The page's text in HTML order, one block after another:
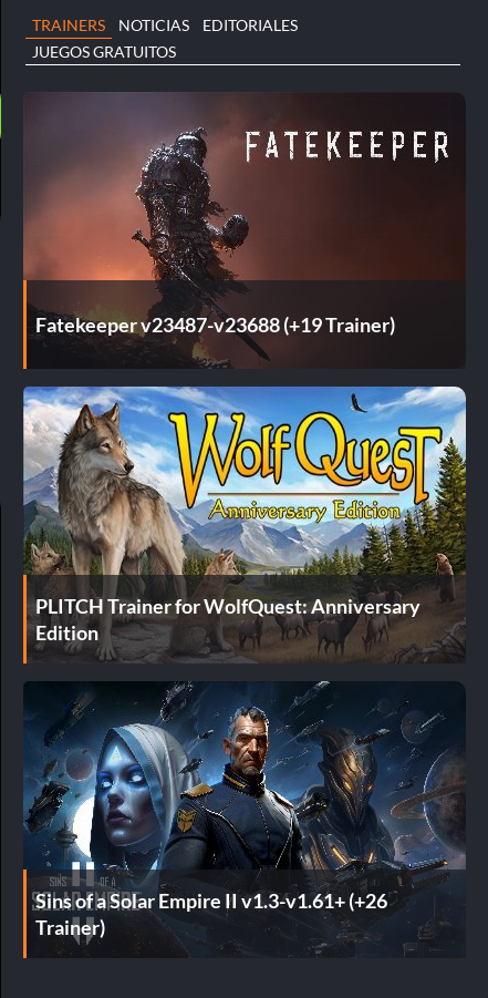
TRAINERS NOTICIAS
EDITORIALES
JUEGOS GRATUITOS
Fatekeeper v23487-v23688 (+19 Trainer)
PLITCH Trainer for WolfQuest: Anniversary
Edition
Sins of a Solar Empire II v1.3-v1.61+ (+26
Trainer)